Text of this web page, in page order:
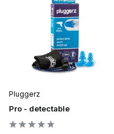
Pluggerz
Pro - detectable